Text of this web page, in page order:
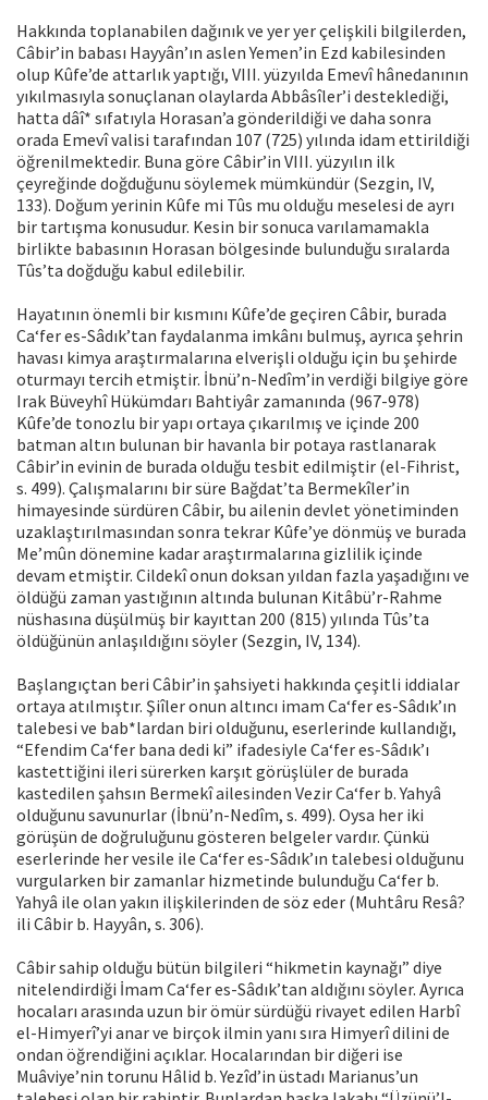
Hakkında toplanabilen dağınık ve yer yer çelişkili bilgilerden,
Câbir’in babası Hayyân’ın aslen Yemen’in Ezd kabilesinden
olup Kûfe’de attarlık yaptığı, VIII. yüzyılda Emevî hânedanının
yıkılmasıyla sonuçlanan olaylarda Abbâsîler’i desteklediği,
hatta dâî* sıfatıyla Horasan’a gönderildiği ve daha sonra
orada Emevî valisi tarafından 107 (725) yılında idam ettirildiği
öğrenilmektedir. Buna göre Câbir’in VIII. yüzyılın ilk
çeyreğinde doğduğunu söylemek mümkündür (Sezgin, IV,
133). Doğum yerinin Kûfe mi Tûs mu olduğu meselesi de ayrı
bir tartışma konusudur. Kesin bir sonuca varılamamakla
birlikte babasının Horasan bölgesinde bulunduğu sıralarda
Tûs’ta doğduğu kabul edilebilir.
Hayatının önemli bir kısmını Kûfe’de geçiren Câbir, burada
Ca‘fer es-Sâdık’tan faydalanma imkânı bulmuş, ayrıca şehrin
havası kimya araştırmalarına elverişli olduğu için bu şehirde
oturmayı tercih etmiştir. İbnü’n-Nedîm’in verdiği bilgiye göre
Irak Büveyhî Hükümdarı Bahtiyâr zamanında (967-978)
Kûfe’de tonozlu bir yapı ortaya çıkarılmış ve içinde 200
batman altın bulunan bir havanla bir potaya rastlanarak
Câbir’in evinin de burada olduğu tesbit edilmiştir (el-Fihrist,
s. 499). Çalışmalarını bir süre Bağdat’ta Bermekîler’in
himayesinde sürdüren Câbir, bu ailenin devlet yönetiminden
uzaklaştırılmasından sonra tekrar Kûfe’ye dönmüş ve burada
Me’mûn dönemine kadar araştırmalarına gizlilik içinde
devam etmiştir. Cildekî onun doksan yıldan fazla yaşadığını ve
öldüğü zaman yastığının altında bulunan Kitâbü’r-Rahme
nüshasına düşülmüş bir kayıttan 200 (815) yılında Tûs’ta
öldüğünün anlaşıldığını söyler (Sezgin, IV, 134).
Başlangıçtan beri Câbir’in şahsiyeti hakkında çeşitli iddialar
ortaya atılmıştır. Şiîler onun altıncı imam Ca‘fer es-Sâdık’ın
talebesi ve bab*lardan biri olduğunu, eserlerinde kullandığı,
“Efendim Ca‘fer bana dedi ki” ifadesiyle Ca‘fer es-Sâdık’ı
kastettiğini ileri sürerken karşıt görüşlüler de burada
kastedilen şahsın Bermekî ailesinden Vezir Ca‘fer b. Yahyâ
olduğunu savunurlar (İbnü’n-Nedîm, s. 499). Oysa her iki
görüşün de doğruluğunu gösteren belgeler vardır. Çünkü
eserlerinde her vesile ile Ca‘fer es-Sâdık’ın talebesi olduğunu
vurgularken bir zamanlar hizmetinde bulunduğu Ca‘fer b.
Yahyâ ile olan yakın ilişkilerinden de söz eder (Muhtâru Resâ?
ili Câbir b. Hayyân, s. 306).
Câbir sahip olduğu bütün bilgileri “hikmetin kaynağı” diye
nitelendirdiği İmam Ca‘fer es-Sâdık’tan aldığını söyler. Ayrıca
hocaları arasında uzun bir ömür sürdüğü rivayet edilen Harbî
el-Himyerî’yi anar ve birçok ilmin yanı sıra Himyerî dilini de
ondan öğrendiğini açıklar. Hocalarından bir diğeri ise
Muâviye’nin torunu Hâlid b. Yezîd’in üstadı Marianus’un